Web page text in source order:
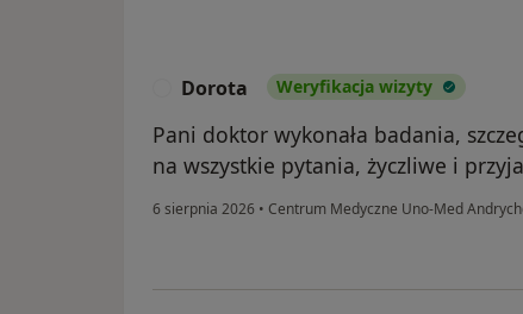
Dorota Weryfikacja wizyty
Pani doktor wykonała badania,
na wszystkie pytania, życzliwe i
6 sierpnia 2026 • Centrum Medyczne Uno-Med